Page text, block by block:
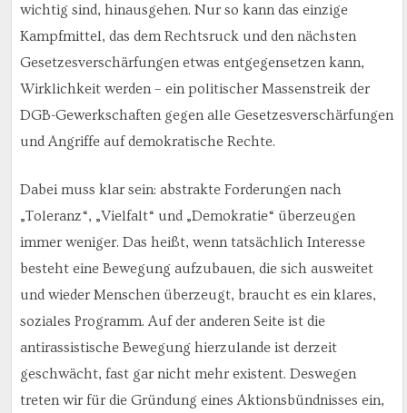
wichtig sind, hinausgehen. Nur so kann das einzige
Kampfmittel, das dem Rechtsruck und den nächsten
Gesetzesverschärfungen etwas entgegensetzen kann,
Wirklichkeit werden – ein politischer Massenstreik der
DGB-Gewerkschaften gegen alle Gesetzesverschärfungen
und Angriffe auf demokratische Rechte.
Dabei muss klar sein: abstrakte Forderungen nach
„Toleranz“, „Vielfalt“ und „Demokratie“ überzeugen
immer weniger. Das heißt, wenn tatsächlich Interesse
besteht eine Bewegung aufzubauen, die sich ausweitet
und wieder Menschen überzeugt, braucht es ein klares,
soziales Programm. Auf der anderen Seite ist die
antirassistische Bewegung hierzulande ist derzeit
geschwächt, fast gar nicht mehr existent. Deswegen
treten wir für die Gründung eines Aktionsbündnisses ein,